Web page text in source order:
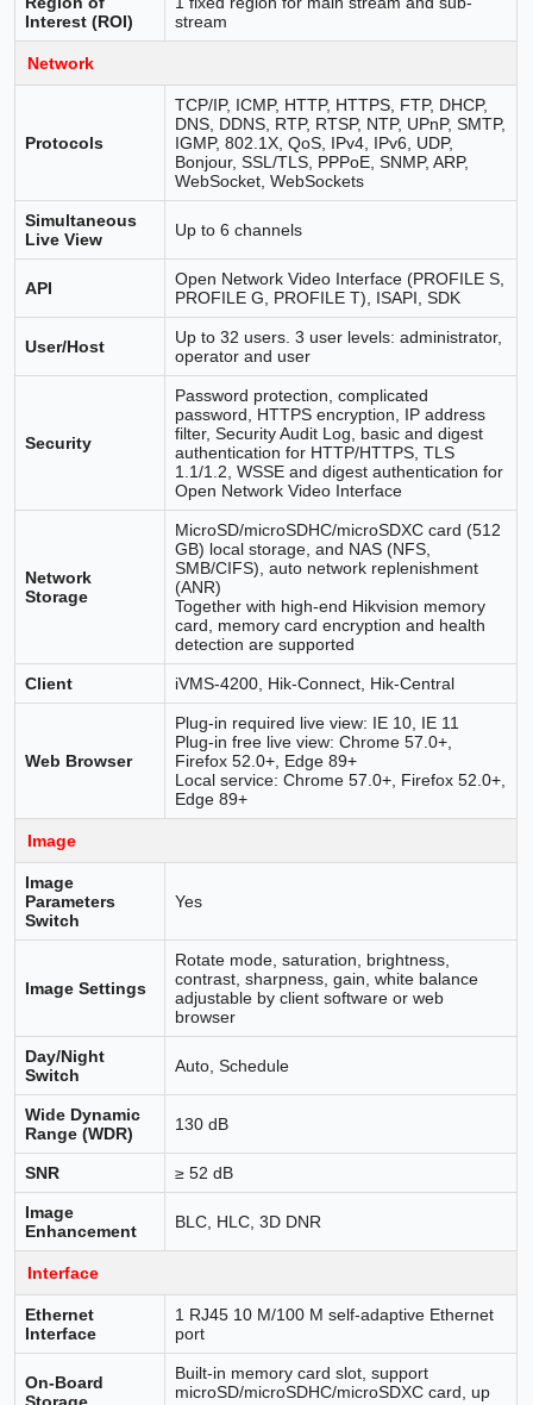
Interest (ROI)
stream
Network
Protocols
TCP/IP, ICMP, HTTP, HTTPS, FTP, DHCP,
DNS, DDNS, RTP, RTSP, NTP, UPnP, SMTP,
IGMP, 802.1X, QoS, IPv4, IPv6, UDP,
Bonjour, SSL/TLS, PPPoE, SNMP, ARP,
WebSocket, WebSockets
Simultaneous
Live View
Up to 6 channels
API
Open Network Video Interface (PROFILE S,
PROFILE G, PROFILE T), ISAPI, SDK
User/Host
Up to 32 users. 3 user levels: administrator,
operator and user
Security
Password protection, complicated
password, HTTPS encryption, IP address
filter, Security Audit Log, basic and digest
authentication for HTTP/HTTPS, TLS
1.1/1.2, WSSE and digest authentication for
Open Network Video Interface
Network
Storage
MicroSD/microSDHC/microSDXC card (512
GB) local storage, and NAS (NFS,
SMB/CIFS), auto network replenishment
(ANR)
Together with high-end Hikvision memory
card, memory card encryption and health
detection are supported
Client iVMS-4200, Hik-Connect, Hik-Central
Web Browser
Plug-in required live view: IE 10, IE 11
Plug-in free live view: Chrome 57.0+,
Firefox 52.0+, Edge 89+
Local service: Chrome 57.0+, Firefox 52.0+,
Edge 89+
Image
Image
Parameters
Switch
Yes
Image Settings
Rotate mode, saturation, brightness,
contrast, sharpness, gain, white balance
adjustable by client software or web
browser
Day/Night
Switch
Auto, Schedule
Wide Dynamic
Range (WDR)
130 dB
SNR ≥ 52 dB
Image
Enhancement
BLC, HLC, 3D DNR
Interface
Ethernet
Interface
1 RJ45 10 M/100 M self-adaptive Ethernet
port
On-Board
Built-in memory card slot, support
microSD/microSDHC/microSDXC card, up